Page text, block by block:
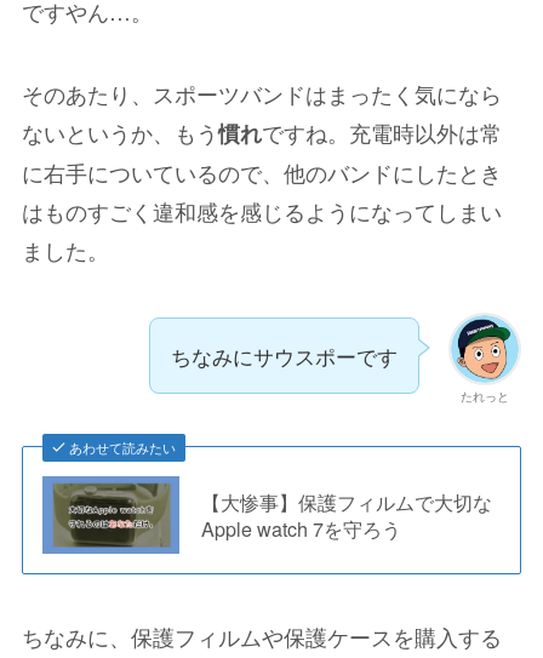
ですやん…。
そのあたり、スポーツバンドはまったく気になら
ないというか、もう慣れですね。充電時以外は常
に右手についているので、他のバンドにしたとき
はものすごく違和感を感じるようになってしまい
ました。
たれっと
ちなみにサウスポーです
あわせて読みたい
【大惨事】保護フィルムで大切な
Apple watch 7を守ろう
ちなみに、保護フィルムや保護ケースを購入する